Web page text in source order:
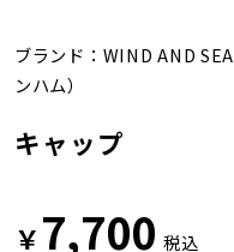
ブランド： WIND AND SEA
ンハム）
キャップ
￥7,700 税込